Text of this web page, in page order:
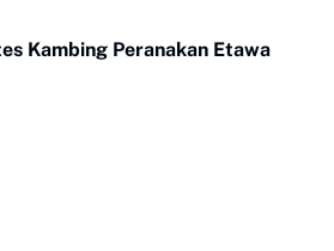
Kambing Peranakan Etawa